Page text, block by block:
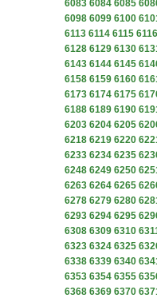
6083 6084 6085
6098 6099 6100
6113 6114 6115 6116
6128 6129 6130
6143 6144 6145
6158 6159 6160
6173 6174 6175
6188 6189 6190
6203 6204 6205
6218 6219 6220
6233 6234 6235
6248 6249 6250
6263 6264 6265
6278 6279 6280
6293 6294 6295
6308 6309 6310
6323 6324 6325
6338 6339 6340
6353 6354 6355
6368 6369 6370